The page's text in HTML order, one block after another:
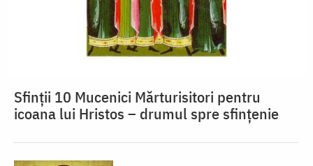
Sfinții 10 Mucenici Mărturisitori pentru
icoana lui Hristos – drumul spre sfințenie